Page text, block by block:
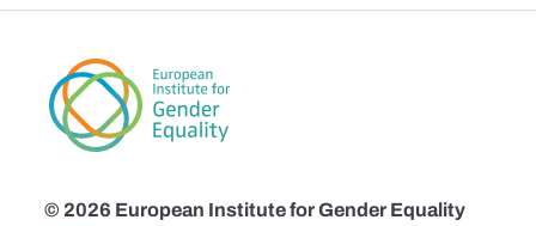
© 2026 European Institute for Gender Equality